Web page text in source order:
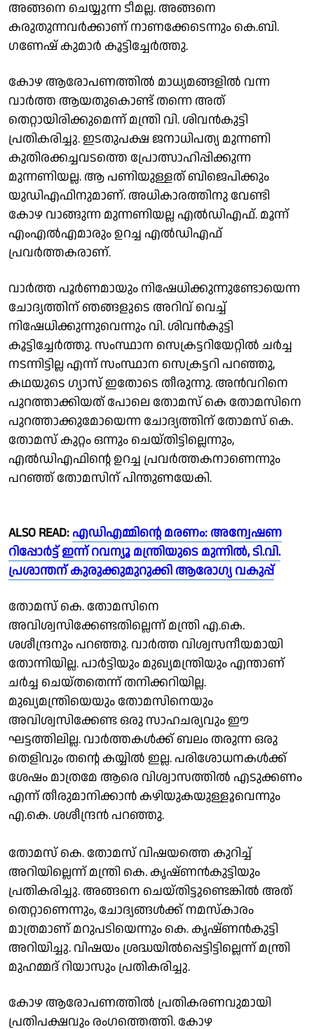
അങ്ങനെ ചെയ്യുന്ന ടീമല്ല. അങ്ങനെ
കരുതുന്നവർക്കാണ് നാണക്കേടെന്നും കെ.ബി.
ഗണേഷ് കുമാർ കൂട്ടിച്ചേർത്തു.
കോഴ ആരോപണത്തിൽ മാധ്യമങ്ങളിൽ വന്ന
വാർത്ത ആയതുകൊണ്ട് തന്നെ അത്
തെറ്റായിരിക്കുമെന്ന് മന്ത്രി വി. ശിവൻകുട്ടി
പ്രതികരിച്ചു. ഇടതുപക്ഷ ജനാധിപത്യ മുന്നണി
കുതിരക്കച്ചവടത്തെ പ്രോത്സാഹിപ്പിക്കുന്ന
മുന്നണിയല്ല. ആ പണിയുള്ളത് ബിജെപിക്കും
യുഡിഎഫിനുമാണ്. അധികാരത്തിനു വേണ്ടി
കോഴ വാങ്ങുന്ന മുന്നണിയല്ല എൽഡിഎഫ്. മൂന്ന്
എംഎൽഎമാരും ഉറച്ച എൽഡിഎഫ്
പ്രവർത്തകരാണ്.
വാർത്ത പൂർണമായും നിഷേധിക്കുന്നുണ്ടോയെന്ന
ചോദ്യത്തിന് ഞങ്ങളുടെ അറിവ് വെച്ച്
നിഷേധിക്കുന്നുവെന്നും വി. ശിവൻകുട്ടി
കൂട്ടിച്ചേ‍ർത്തു. സംസ്ഥാന സെക്രട്ടറിയേറ്റിൽ ചർച്ച
നടന്നിട്ടില്ല എന്ന് സംസ്ഥാന സെക്രട്ടറി പറഞ്ഞു,
കഥയുടെ ഗ്യാസ് ഇതോടെ തീരുന്നു. അൻവറിനെ
പുറത്താക്കിയത് പോലെ തോമസ് കെ തോമസിനെ
പുറത്താക്കുമോയെന്ന ചോദ്യത്തിന് തോമസ് കെ.
തോമസ് കുറ്റം ഒന്നും ചെയ്തിട്ടില്ലെന്നും,
എൽഡിഎഫിന്റെ ഉറച്ച പ്രവർത്തകനാണെന്നും
പറഞ്ഞ് തോമസിന് പിന്തുണയേകി.
ALSO READ: എഡിഎമ്മിൻ്റെ മരണം: അന്വേഷണ
റിപ്പോർട്ട് ഇന്ന് റവന്യൂ മന്ത്രിയുടെ മുന്നിൽ, ടി.വി.
പ്രശാന്തന് കുരുക്കുമുറുക്കി ആരോഗ്യ വകുപ്പ്
തോമസ് കെ. തോമസിനെ
അവിശ്വസിക്കേണ്ടതില്ലെന്ന് മന്ത്രി എ.കെ.
ശശീന്ദ്രനും പറഞ്ഞു. വാർത്ത വിശ്വസനീയമായി
തോന്നിയില്ല. പാർട്ടിയും മുഖ്യമന്ത്രിയും എന്താണ്
ചർച്ച ചെയ്തതെന്ന് തനിക്കറിയില്ല.
മുഖ്യമന്ത്രിയെയും തോമസിനെയും
അവിശ്വസിക്കേണ്ട ഒരു സാഹചര്യവും ഈ
ഘട്ടത്തിലില്ല. വാർത്തകൾക്ക് ബലം തരുന്ന ഒരു
തെളിവും തൻ്റെ കയ്യിൽ ഇല്ല. പരിശോധനകൾക്ക്
ശേഷം മാത്രമേ ആരെ വിശ്വാസത്തിൽ എടുക്കണം
എന്ന് തീരുമാനിക്കാൻ കഴിയുകയുള്ളൂവെന്നും
എ.കെ. ശശീന്ദ്രൻ പറഞ്ഞു.
തോമസ് കെ. തോമസ് വിഷയത്തെ കുറിച്ച്
അറിയില്ലെന്ന് മന്ത്രി കെ. കൃഷ്ണൻകുട്ടിയും
പ്രതികരിച്ചു. അങ്ങനെ ചെയ്തിട്ടുണ്ടെങ്കിൽ അത്
തെറ്റാണെന്നും, ചോദ്യങ്ങൾക്ക് നമസ്കാരം
മാത്രമാണ് മറുപടിയെന്നും കെ. കൃഷ്ണൻകുട്ടി
അറിയിച്ചു. വിഷയം ശ്രദ്ധയിൽപ്പെട്ടിട്ടില്ലെന്ന് മന്ത്രി
മുഹമ്മദ് റിയാസും പ്രതികരിച്ചു.
കോഴ ആരോപണത്തിൽ പ്രതികരണവുമായി
പ്രതിപക്ഷവും രംഗത്തെത്തി. കോഴ